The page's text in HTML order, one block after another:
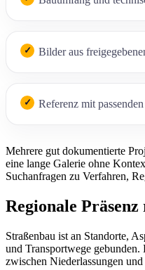
Bilder aus
Referenz mit
Mehrere gut dokumentierte
eine lange Galerie ohne
Suchanfragen zu Verfahren,
Regionale
Straßenbau ist an Standorte,
und Transportwege
zwischen Niederlassungen